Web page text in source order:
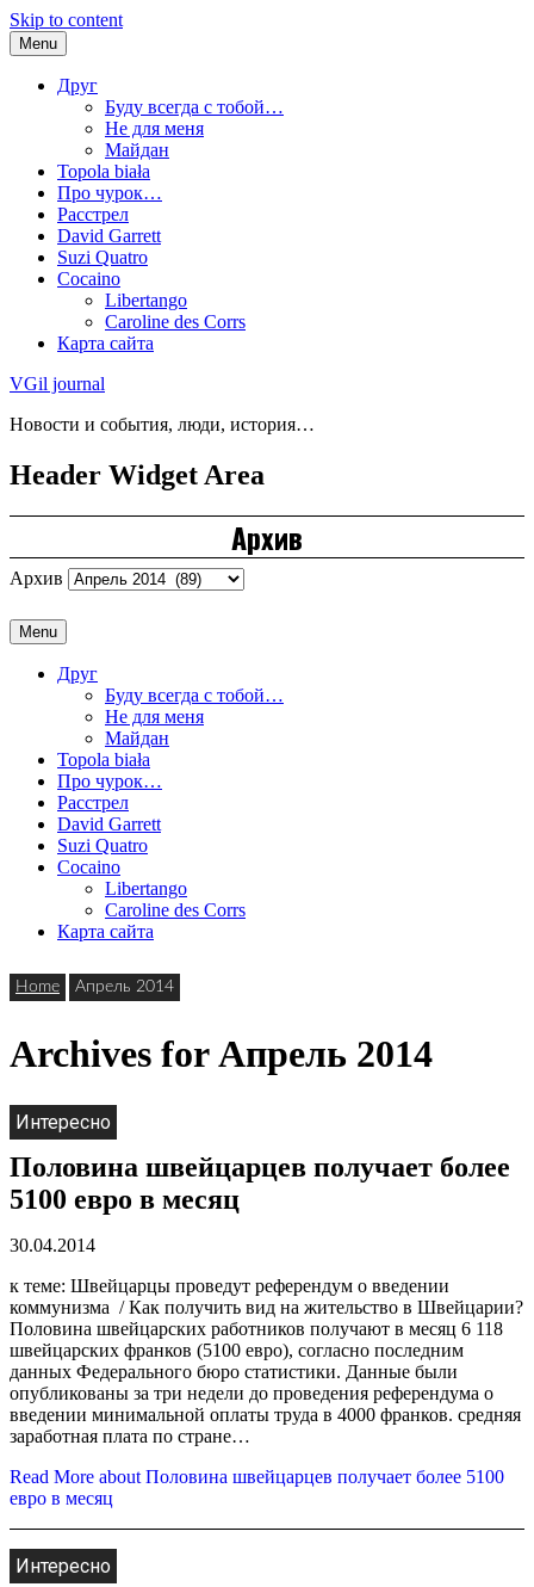
Skip to content
Menu
Друг
Буду всегда с тобой…
Не для меня
Майдан
Topola biała
Про чурок…
Расстрел
David Garrett
Suzi Quatro
Cocaino
Libertango
Caroline des Corrs
Карта сайта
VGil journal
Новости и события, люди, история…
Header Widget Area
Архив
Архив
Menu
Друг
Буду всегда с тобой…
Не для меня
Майдан
Topola biała
Про чурок…
Расстрел
David Garrett
Suzi Quatro
Cocaino
Libertango
Caroline des Corrs
Карта сайта
Home Апрель 2014
Archives for Апрель 2014
Интересно
Половина швейцарцев получает более
5100 евро в месяц
30.04.2014
к теме: Швейцарцы проведут референдум о введении
коммунизма / Как получить вид на жительство в Швейцарии?
Половина швейцарских работников получают в месяц 6 118
швейцарских франков (5100 евро), согласно последним
данных Федерального бюро статистики. Данные были
опубликованы за три недели до проведения референдума о
введении минимальной оплаты труда в 4000 франков. средняя
заработная плата по стране…
Read More about Половина швейцарцев получает более 5100
евро в месяц
Интересно